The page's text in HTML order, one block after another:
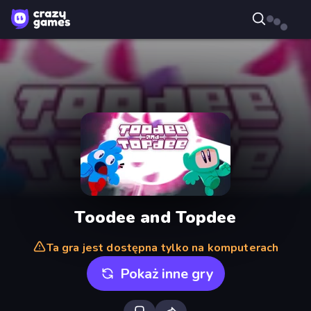
Toodee and Topdee
Ta gra jest dostępna tylko na komputerach
Pokaż inne gry